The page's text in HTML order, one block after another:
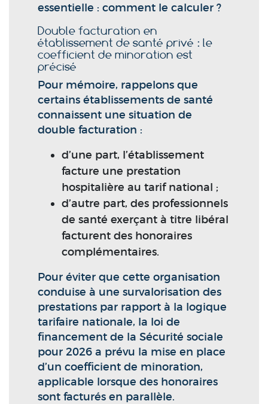
essentielle : comment le calculer ?
Double facturation en
établissement de santé privé : le
coefficient de minoration est
précisé
Pour mémoire, rappelons que
certains établissements de santé
connaissent une situation de
double facturation :
d’une part, l’établissement
facture une prestation
hospitalière au tarif national ;
d’autre part, des professionnels
de santé exerçant à titre libéral
facturent des honoraires
complémentaires.
Pour éviter que cette organisation
conduise à une survalorisation des
prestations par rapport à la logique
tarifaire nationale, la loi de
financement de la Sécurité sociale
pour 2026 a prévu la mise en place
d’un coefficient de minoration,
applicable lorsque des honoraires
sont facturés en parallèle.